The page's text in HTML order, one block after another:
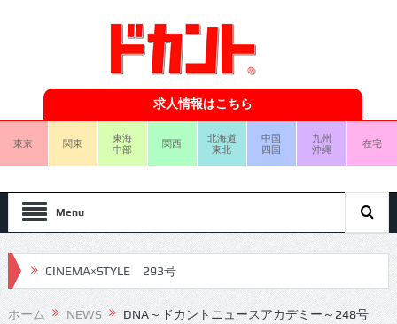
求人情報はこちら
東京 関東
東海
中部
関西
北海道
東北
中国
四国
九州
沖縄
在宅
Menu
CINEMA×STYLE 293号
CINEMA×STYLE 292号
ホーム NEWS
DNA～ドカントニュースアカデミー～248号